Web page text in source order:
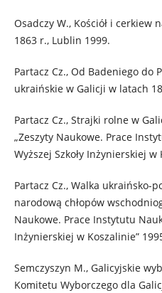
Osadczy W., Kościół i cerkiew
1863 r., Lublin 1999.
Partacz Cz., Od Badeniego do
ukraińskie w Galicji w latach
Partacz Cz., Strajki rolne w
„Zeszyty Naukowe. Prace
Wyższej Szkoły Inżynierskiej w
Partacz Cz., Walka ukraińsko-
narodową chłopów
Naukowe. Prace Instytutu
Inżynierskiej w Koszalinie”
Semczyszyn M., Galicyjskie
Komitetu Wyborczego dla